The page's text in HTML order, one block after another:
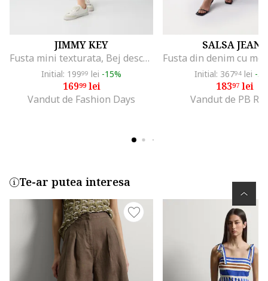
JIMMY KEY
Fusta mini texturata, Bej deschis
Initial: 19999 lei -15%
16999lei
Vandut de Fashion Days
SALSA JEANS
Initial: 36794 lei -
18397lei
Vandut de PB
Te-ar putea interesa